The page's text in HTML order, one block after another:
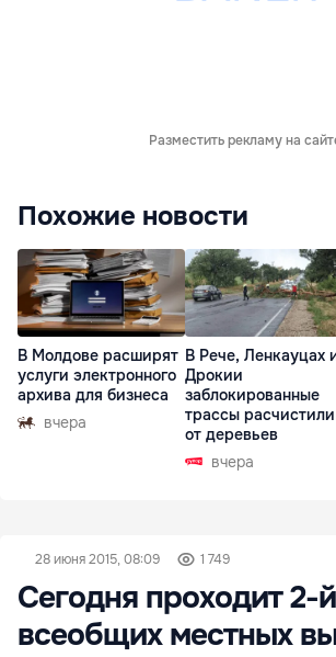
Разместить рекламу на
Похожие новости
В Молдове расширят
услуги электронного
архива для бизнеса
вчера
В Рече, Ленкауцах
Дрокии
заблокированные
трассы расчистили
от деревьев
вчера
28 июня 2015, 08:09 1 749
Сегодня проходит 2-
всеобщих местных